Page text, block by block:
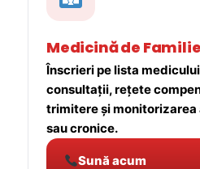
Medicină de Familie
Înscrieri pe lista
consultații, rețete
trimitere și
sau cronice.
Sună acum